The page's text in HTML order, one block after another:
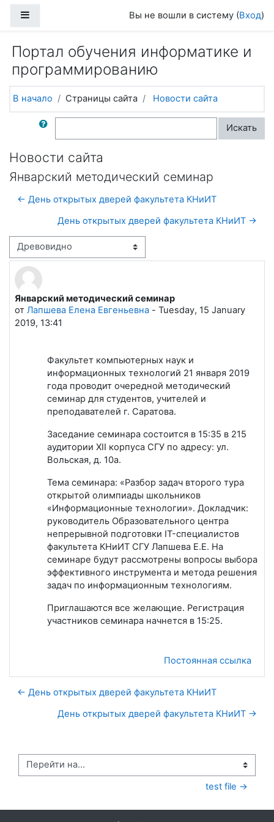
Вы не вошли в систему (Вход)
Портал обучения информатике и
программированию
В начало Страницы сайта Новости сайта
Поиск по форумам Искать
Новости сайта
Январский методический семинар
← День открытых дверей факультета КНиИТ
День открытых дверей факультета КНиИТ →
Режим отображения
Январский методический семинар
от Лапшева Елена Евгеньевна - Tuesday, 15 January
2019, 13:41
Количество ответов: 0
Факультет компьютерных наук и
информационных технологий 21 января 2019
года проводит очередной методический
семинар для студентов, учителей и
преподавателей г. Саратова.
Заседание семинара состоится в 15:35 в 215
аудитории XII корпуса СГУ по адресу: ул.
Вольская, д. 10а.
Тема семинара: «Разбор задач второго тура
открытой олимпиады школьников
«Информационные технологии». Докладчик:
руководитель Образовательного центра
непрерывной подготовки IT-специалистов
факультета КНиИТ СГУ Лапшева Е.Е. На
семинаре будут рассмотрены вопросы выбора
эффективного инструмента и метода решения
задач по информационным технологиям.
Приглашаются все желающие. Регистрация
участников семинара начнется в 15:25.
Постоянная ссылка
← День открытых дверей факультета КНиИТ
День открытых дверей факультета КНиИТ →
Перейти на...
test file →